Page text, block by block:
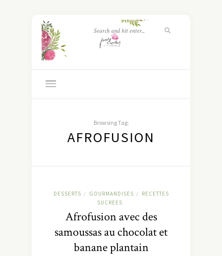
Browsing Tag:
AFROFUSION
DESSERTS / GOURMANDISES /
RECETTES
SUCREES
Afrofusion avec des
samoussas au chocolat et
banane plantain